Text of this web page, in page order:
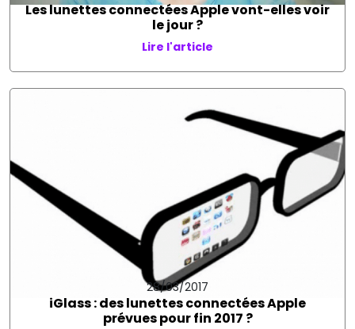
Les lunettes connectées Apple vont-elles voir
le jour ?
Lire l'article
28/03/2017
iGlass : des lunettes connectées Apple
prévues pour fin 2017 ?